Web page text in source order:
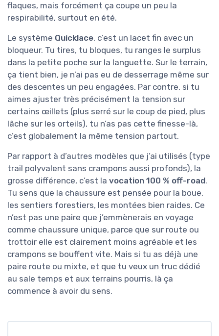
flaques, mais forcément ça coupe un peu la
respirabilité, surtout en été.
Le système Quicklace, c’est un lacet fin avec un
bloqueur. Tu tires, tu bloques, tu ranges le surplus
dans la petite poche sur la languette. Sur le terrain,
ça tient bien, je n’ai pas eu de desserrage même sur
des descentes un peu engagées. Par contre, si tu
aimes ajuster très précisément la tension sur
certains œillets (plus serré sur le coup de pied, plus
lâche sur les orteils), tu n’as pas cette finesse-là,
c’est globalement la même tension partout.
Par rapport à d’autres modèles que j’ai utilisés (type
trail polyvalent sans crampons aussi profonds), la
grosse différence, c’est la vocation 100 % off-road.
Tu sens que la chaussure est pensée pour la boue,
les sentiers forestiers, les montées bien raides. Ce
n’est pas une paire que j’emmènerais en voyage
comme chaussure unique, parce que sur route ou
trottoir elle est clairement moins agréable et les
crampons se bouffent vite. Mais si tu as déjà une
paire route ou mixte, et que tu veux un truc dédié
au sale temps et aux terrains pourris, là ça
commence à avoir du sens.